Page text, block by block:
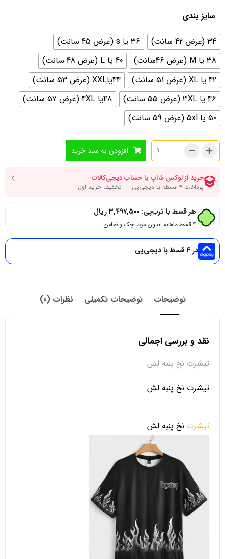
سایز بندی
34 (عرض 42 سانت)
36 یا s (عرض 45 سانت)
38 یا M (عرض 46سانت)
40 یا L (عرض 48 سانت)
42 یا XL (عرض 51 سانت)
44یاXXL (عرض 53 سانت)
46 یا 3XL (عرض 55 سانت)
48یا 4XL (عرض 57 سانت)
50 یا 5xl (عرض 59 سانت)
افزودن به سبد خرید
هر قسط با ترب‌پی: ۳,۴۹۷,۵۰۰ریال
۴ قسط ماهانه. بدون سود، چک و ضامن.
در ۴ قسط با دیجی‌پی
توضیحات توضیحات تکمیلی نظرات (0)
نقد و بررسی اجمالی
تیشرت نخ پنبه لش
تیشرت نخ پنبه لش
تیشرت نخ پنبه لش